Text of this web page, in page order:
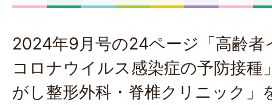
2024年9月号の24ページ「高齢者
コロナウイルス感染症の予防接種
がし整形外科・脊椎クリニック」